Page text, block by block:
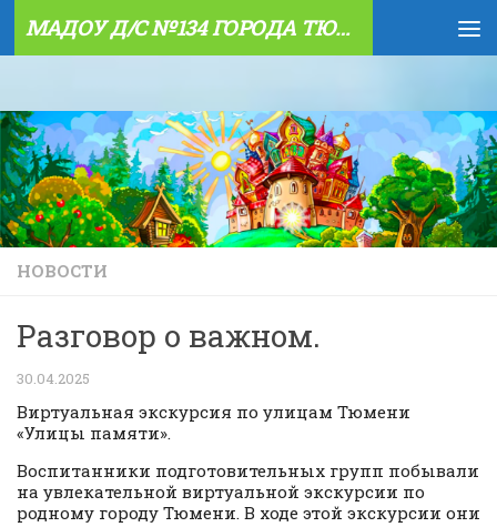
Skip to content МАДОУ Д/С №134 ГОРОДА ТЮМЕНИ
НОВОСТИ
Разговор о важном.
30.04.2025
Виртуальная экскурсия по улицам Тюмени
«Улицы памяти».
Воспитанники подготовительных групп побывали
на увлекательной виртуальной экскурсии по
родному городу Тюмени. В ходе этой экскурсии они